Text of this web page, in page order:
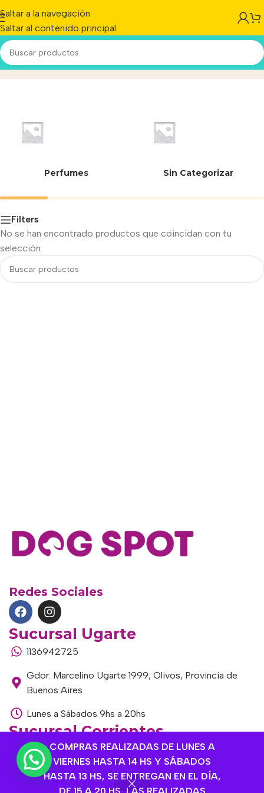
COMPRAS REALIZADAS DE LUNES A
VIERNES HASTA 14 HS Y SÁBADOS
HASTA 13 HS, SE ENTREGAN EN EL DÍA,
Saltar a la navegación
Saltar al contenido principal
40004498023518Inicio/
Perfumes Sin Categorizar
Filters
No se han encontrado productos que coincidan con tu
selección.
Redes Sociales
Sucursal Ugarte
1136942725
Gdor. Marcelino Ugarte 1999, Olivos, Provincia de
Buenos Aires
Lunes a Sábados 9hs a 20hs
Sucursal Corrientes
1145306985
Corrientes 1464, Olivos, Provincia de Buenos Aires